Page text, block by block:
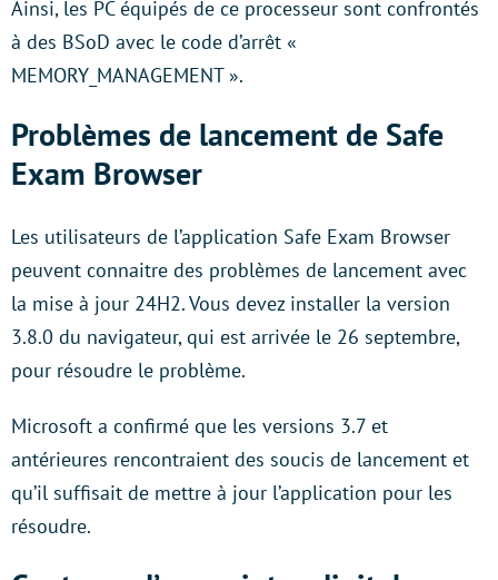
Ainsi, les PC équipés de ce processeur sont confrontés
à des BSoD avec le code d’arrêt «
MEMORY_MANAGEMENT ».
Problèmes de lancement de Safe
Exam Browser
Les utilisateurs de l’application Safe Exam Browser
peuvent connaitre des problèmes de lancement avec
la mise à jour 24H2. Vous devez installer la version
3.8.0 du navigateur, qui est arrivée le 26 septembre,
pour résoudre le problème.
Microsoft a confirmé que les versions 3.7 et
antérieures rencontraient des soucis de lancement et
qu’il suffisait de mettre à jour l’application pour les
résoudre.